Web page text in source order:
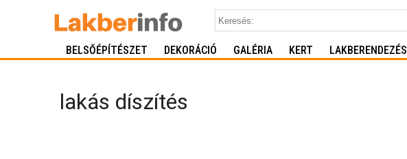
BELSŐÉPÍTÉSZET DEKORÁCIÓ GALÉRIA KERT LAKBERENDEZÉS
lakás díszítés